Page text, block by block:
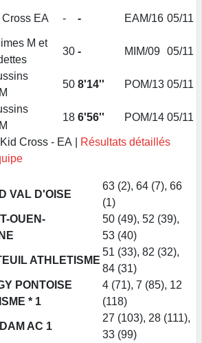
Cross EA - - EAM/16 05/11
M et
30 - MIM/09 05/11
50 8'14'' POM/13 05/11
18 6'56'' POM/14 05/11
Cross - EA |
Résultats détaillés
VAL D'OISE
63 (2), 64 (7), 66
(1)
OUEN-
50 (49), 52 (39),
53 (40)
ATHLETISME
51 (33), 82 (32),
84 (31)
PONTOISE
* 1
4 (71), 7 (85), 12
(118)
AC 1
27 (103), 28 (111),
33 (99)